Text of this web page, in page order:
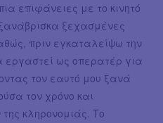
επιφάνειες με το κινητό
ξεχασμένες
πριν εγκαταλείψω την
ως οπερατέρ για
τον εαυτό μου ξανά
τον χρόνο και
κληρονομιάς. Το